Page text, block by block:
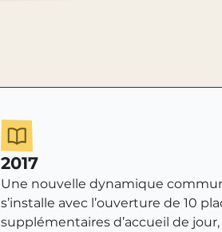
2017
Une nouvelle dynamique
s’installe avec l’ouverture de 10
supplémentaires d’accueil de jour,